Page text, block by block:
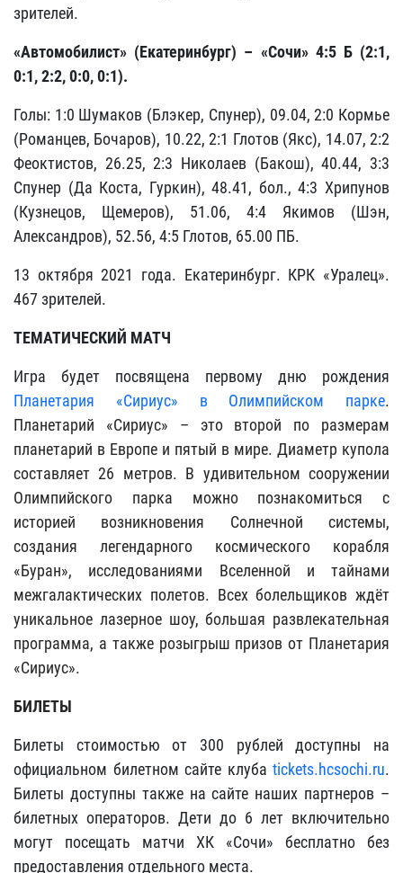
зрителей.
«Автомобилист» (Екатеринбург) – «Сочи» 4:5 Б (2:1,
0:1, 2:2, 0:0, 0:1).
Голы: 1:0 Шумаков (Блэкер, Спунер), 09.04, 2:0 Кормье
(Романцев, Бочаров), 10.22, 2:1 Глотов (Якс), 14.07, 2:2
Феоктистов, 26.25, 2:3 Николаев (Бакош), 40.44, 3:3
Спунер (Да Коста, Гуркин), 48.41, бол., 4:3 Хрипунов
(Кузнецов, Щемеров), 51.06, 4:4 Якимов (Шэн,
Александров), 52.56, 4:5 Глотов, 65.00 ПБ.
13 октября 2021 года. Екатеринбург. КРК «Уралец».
467 зрителей.
ТЕМАТИЧЕСКИЙ МАТЧ
Игра будет посвящена первому дню рождения
Планетария «Сириус» в Олимпийском парке.
Планетарий «Сириус» – это второй по размерам
планетарий в Европе и пятый в мире. Диаметр купола
составляет 26 метров. В удивительном сооружении
Олимпийского парка можно познакомиться с
историей возникновения Солнечной системы,
создания легендарного космического корабля
«Буран», исследованиями Вселенной и тайнами
межгалактических полетов. Всех болельщиков ждёт
уникальное лазерное шоу, большая развлекательная
программа, а также розыгрыш призов от Планетария
«Сириус».
БИЛЕТЫ
Билеты стоимостью от 300 рублей доступны на
официальном билетном сайте клуба tickets.hcsochi.ru.
Билеты доступны также на сайте наших партнеров –
билетных операторов. Дети до 6 лет включительно
могут посещать матчи ХК «Сочи» бесплатно без
предоставления отдельного места.